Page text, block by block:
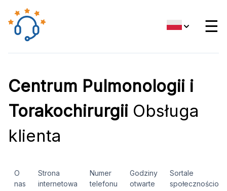
☰
Centrum Pulmonologii i
Torakochirurgii Obsługa
klienta
O
nas
Strona
internetowa
Numer
telefonu
Godziny
otwarte
Sortale